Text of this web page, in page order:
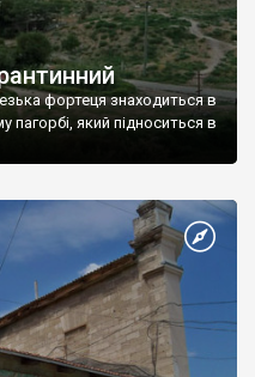
фортеця знаходиться в
пагорбі, який підноситься в